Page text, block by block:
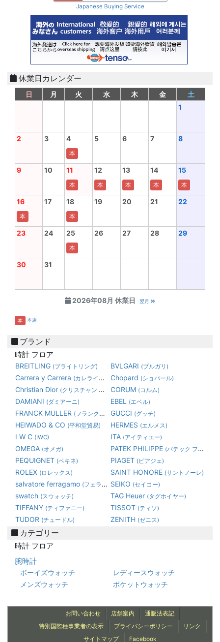
Japanese Buying Service
休業日カレンダー
2026年08月 休業日 翌月
日 月 火 水 木 金
土
1
2 3 4
本
5 6 7 8
9 10 11
本
12
本
13
本
14
本
15
本
16
本
17 18
本
19 20 21 22
23 24 25
本
26 27 28 29
30 31
本 本店
ブランド
時計 フロア
BREITLING (ブライトリング) BVLGARI (ブルガリ)
Carrera y Carrera (カレライカレラ) Chopard (ショパール)
Christian Dior (クリスチャン ディオール) CORUM (コルム)
DAMIANI (ダミアーニ) EBEL (エベル)
FRANCK MULLER (フランク・ミュラー) GUCCI (グッチ)
HEIWADO & CO (平和堂貿易) HERMES (エルメス)
I W C (IWC) ITA (アイティエー)
OMEGA (オメガ) PATEK PHILIPPE (パテック フィリップ)
PEQUIGNET (ペキネ) PIAGET (ピアジェ)
ROLEX (ロレックス) SAINT HONORE (サントノーレ)
salvatore ferragamo (フェラガモ) SEIKO (セイコー)
swatch (スウォッチ) TAG Heuer (タグホイヤー)
TIFFANY (ティファニー) TISSOT (ティソ)
TUDOR (チュードル) ZENITH (ゼニス)
カテゴリー
時計 フロア
腕時計
ボーイズウォッチ
レディースウォッチ
メンズウォッチ
ポケットウォッチ
お問い合わせ 店舗案内
通販法表記
特別国際種事業者の表示
プライバシーポリシー
リンク
サイトマップ
Facebook